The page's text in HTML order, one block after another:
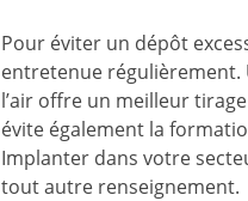
Pour éviter un dépôt
entretenue
l’air offre un meilleur
évite également la
Implanter dans votre
tout autre renseignement.